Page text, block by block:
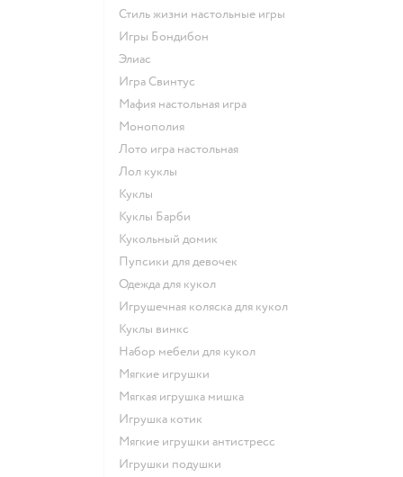
Стиль жизни настольные игры
Игры Бондибон
Элиас
Игра Свинтус
Мафия настольная игра
Монополия
Лото игра настольная
Лол куклы
Куклы
Куклы Барби
Кукольный домик
Пупсики для девочек
Одежда для кукол
Игрушечная коляска для кукол
Куклы винкс
Набор мебели для кукол
Мягкие игрушки
Мягкая игрушка мишка
Игрушка котик
Мягкие игрушки антистресс
Игрушки подушки